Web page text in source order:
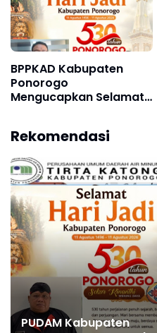
Ponorogo XXXI Tahun
2026
BPPKAD Kabupaten
Ponorogo
Mengucapkan Selamat
Agustus 1496 - 11
Agustus 2026
Rekomendasi
PUDAM Kabupaten